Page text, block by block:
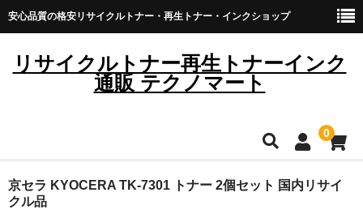
安心品質の格安リサイクルトナー・再生トナー・インクショップ
リサイクルトナー再生トナーインク
通販 テクノマート
0
HOME
京セラ KYOCERA TK-7301 トナー 2個セット 国内リサイ
クル品